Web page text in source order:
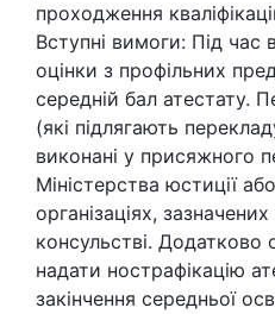
проходження
Вступні вимоги: Під час
оцінки з профільних
середній бал атестату.
(які підлягають
виконані у присяжного
Міністерства юстиції
організаціях,
консульстві. Додатково
надати нострафікацію
закінчення середньої